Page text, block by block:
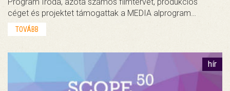
céget és projektet támogattak a MEDIA alprogram…
TOVÁBB
hír